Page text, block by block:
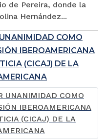
de Pereira, donde la
Hernández...
COMO
IBEROAMERICANA
(CICAJ) DE LA